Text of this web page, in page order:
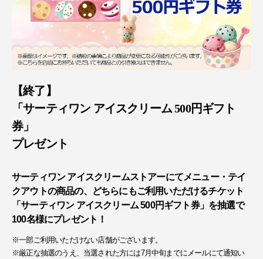
【終了】
「サーティワン アイスクリーム 500円ギフト
券」
プレゼント
サーティワン アイスクリームストアーにてメニュー・テイ
クアウトの商品の、どちらにもご利用いただけるチケット
「サーティワン アイスクリーム 500円ギフト券」を抽選で
100名様にプレゼント！
※一部ご利用いただけない店舗がございます。
※厳正な抽選のうえ、当選された方には7月中旬までにメールにて通知い